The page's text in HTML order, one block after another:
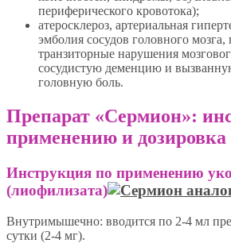
периферического кровотока);
атеросклероз, артериальная
эмболия сосудов головного
транзиторные нарушения
сосудистую деменцию и
головную боль.
Препарат «Сермион»:
применению и дозировка
Инструкция по применению
(лиофилизата)
Внутримышечно: вводится по 2-4 мл
сутки (2-4 мг).